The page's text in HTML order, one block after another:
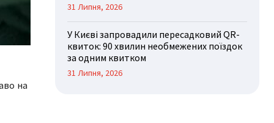
на
31 Липня, 2026
У Києві запровадили пересадковий QR-
квиток: 90 хвилин необмежених поїздок
за одним квитком
31 Липня, 2026